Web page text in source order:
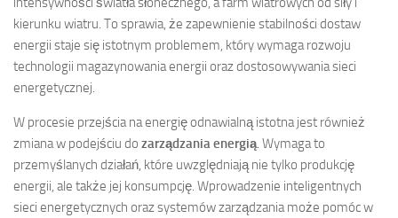
kierunku wiatru. To sprawia, że zapewnienie stabilności dostaw
energii staje się istotnym problemem, który wymaga rozwoju
technologii magazynowania energii oraz dostosowywania sieci
energetycznej.
W procesie przejścia na energię odnawialną istotna jest również
zmiana w podejściu do zarządzania energią. Wymaga to
przemyślanych działań, które uwzględniają nie tylko produkcję
energii, ale także jej konsumpcję. Wprowadzenie inteligentnych
sieci energetycznych oraz systemów zarządzania może pomóc w